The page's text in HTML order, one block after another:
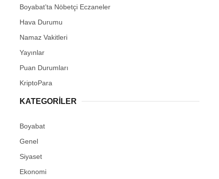
Boyabat’ta Nöbetçi Eczaneler
Hava Durumu
Namaz Vakitleri
Yayınlar
Puan Durumları
KriptoPara
KATEGORILER
Boyabat
Genel
Siyaset
Ekonomi